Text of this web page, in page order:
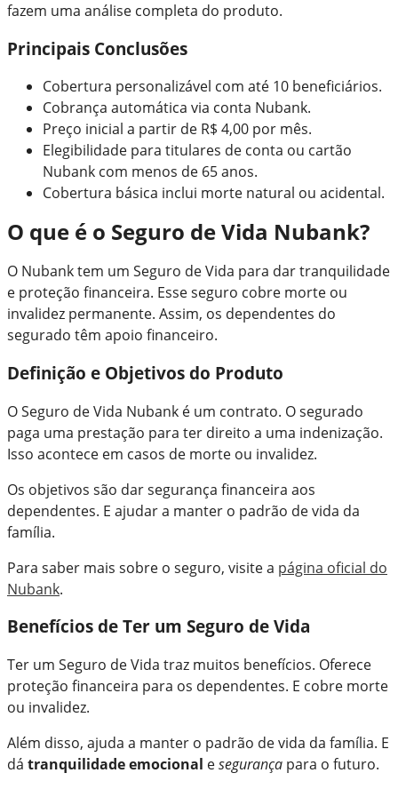
fazem uma análise completa do produto.
Principais Conclusões
Cobertura personalizável com até 10 beneficiários.
Cobrança automática via conta Nubank.
Preço inicial a partir de R$ 4,00 por mês.
Elegibilidade para titulares de conta ou cartão
Nubank com menos de 65 anos.
Cobertura básica inclui morte natural ou acidental.
O que é o Seguro de Vida Nubank?
O Nubank tem um Seguro de Vida para dar tranquilidade
e proteção financeira. Esse seguro cobre morte ou
invalidez permanente. Assim, os dependentes do
segurado têm apoio financeiro.
Definição e Objetivos do Produto
O Seguro de Vida Nubank é um contrato. O segurado
paga uma prestação para ter direito a uma indenização.
Isso acontece em casos de morte ou invalidez.
Os objetivos são dar segurança financeira aos
dependentes. E ajudar a manter o padrão de vida da
família.
Para saber mais sobre o seguro, visite a página oficial do
Nubank.
Benefícios de Ter um Seguro de Vida
Ter um Seguro de Vida traz muitos benefícios. Oferece
proteção financeira para os dependentes. E cobre morte
ou invalidez.
Além disso, ajuda a manter o padrão de vida da família. E
dá tranquilidade emocional esegurança para o futuro.